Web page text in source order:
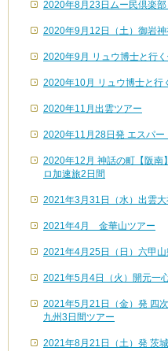
2020年8月23日ムー民倶楽
2020年9月12日（土）御岩
2020年9月 リュウ博士と行
2020年10月 リュウ博士と行
2020年11月出雲ツアー
2020年11月28日発 エスパ
2020年12月 神話の町【阪南
ロ加速旅2日間
2021年3月31日（水）出雲
2021年4月 金華山ツアー
2021年4月25日（日）六甲
2021年5月4日（火）開元一
2021年5月21日（金）発 四
九州3日間ツアー
2021年8月21日（土）発 茨